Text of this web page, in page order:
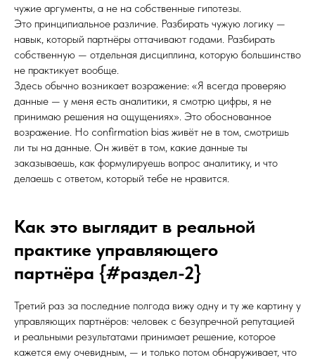
чужие аргументы, а не на собственные гипотезы.
Это принципиальное различие. Разбирать чужую логику —
навык, который партнёры оттачивают годами. Разбирать
собственную — отдельная дисциплина, которую большинство
не практикует вообще.
Здесь обычно возникает возражение: «Я всегда проверяю
данные — у меня есть аналитики, я смотрю цифры, я не
принимаю решения на ощущениях». Это обоснованное
возражение. Но confirmation bias живёт не в том, смотришь
ли ты на данные. Он живёт в том, какие данные ты
заказываешь, как формулируешь вопрос аналитику, и что
делаешь с ответом, который тебе не нравится.
Как это выглядит в реальной
практике управляющего
партнёра {#раздел-2}
Третий раз за последние полгода вижу одну и ту же картину у
управляющих партнёров: человек с безупречной репутацией
и реальными результатами принимает решение, которое
кажется ему очевидным, — и только потом обнаруживает, что